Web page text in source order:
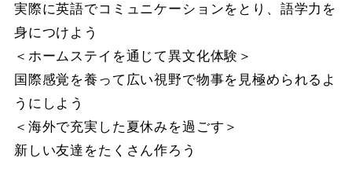
実際に英語でコミュニケーションをとり、語学力を
身につけよう
＜ホームステイを通じて異文化体験＞
国際感覚を養って広い視野で物事を見極められるよ
うにしよう
＜海外で充実した夏休みを過ごす＞
新しい友達をたくさん作ろう